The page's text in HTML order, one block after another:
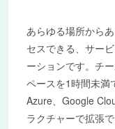
あらゆる場所から
セスできる、サー
ーションです。チ
ペースを1時間未満
Azure、Google
ラクチャーで拡張で